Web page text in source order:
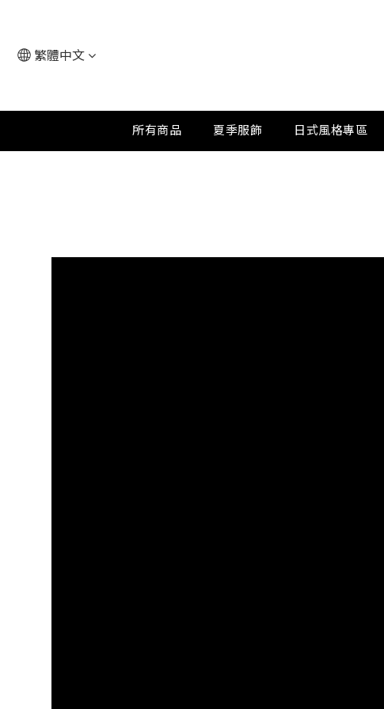
繁體中文
所有商品 夏季服飾 日式風格專區